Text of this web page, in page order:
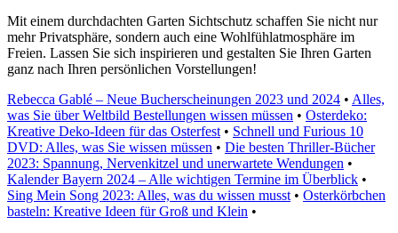
Mit einem durchdachten Garten Sichtschutz schaffen Sie nicht nur
mehr Privatsphäre, sondern auch eine Wohlfühlatmosphäre im
Freien. Lassen Sie sich inspirieren und gestalten Sie Ihren Garten
ganz nach Ihren persönlichen Vorstellungen!
Rebecca Gablé – Neue Bucherscheinungen 2023 und 2024 • Alles,
was Sie über Weltbild Bestellungen wissen müssen • Osterdeko:
Kreative Deko-Ideen für das Osterfest • Schnell und Furious 10
DVD: Alles, was Sie wissen müssen • Die besten Thriller-Bücher
2023: Spannung, Nervenkitzel und unerwartete Wendungen •
Kalender Bayern 2024 – Alle wichtigen Termine im Überblick •
Sing Mein Song 2023: Alles, was du wissen musst • Osterkörbchen
basteln: Kreative Ideen für Groß und Klein •